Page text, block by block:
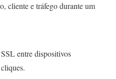
cliente e tráfego durante um
entre dispositivos